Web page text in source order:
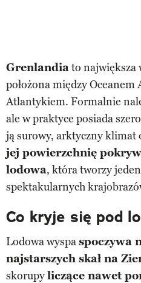
Grenlandiato największa
położona między Oceanem
Atlantykiem. Formalnie
ale w praktyce posiada
ją surowy, arktyczny klimat
jej powierzchnię
lodowa, która tworzy
spektakularnych
Co kryje się pod
Lodowa wyspaspoczywa
najstarszych skał na
skorupyliczące nawet